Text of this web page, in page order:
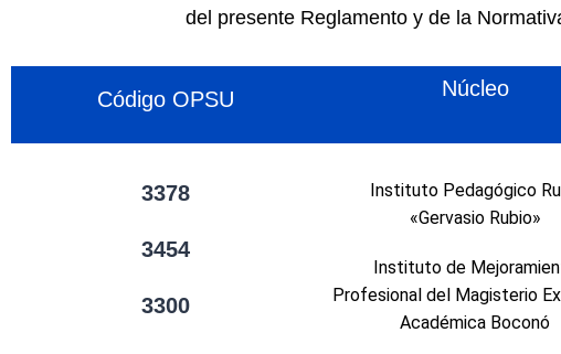
del presente Reglamento y de la
Código OPSU Núcleo
3378
3454
3300
Instituto Pedagógico
«Gervasio Rubio»
Instituto de
Profesional del Magisterio
Académica Boconó